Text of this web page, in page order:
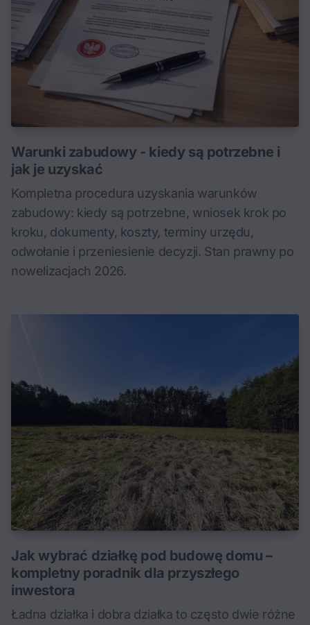
Warunki zabudowy - kiedy są potrzebne i
jak je uzyskać
Kompletna procedura uzyskania warunków
zabudowy: kiedy są potrzebne, wniosek krok po
kroku, dokumenty, koszty, terminy urzędu,
odwołanie i przeniesienie decyzji. Stan prawny po
nowelizacjach 2026.
Jak wybrać działkę pod budowę domu –
kompletny poradnik dla przyszłego
inwestora
Ładna działka i dobra działka to często dwie różne